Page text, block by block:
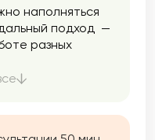
наполняться
подход —
разных
Помогаю